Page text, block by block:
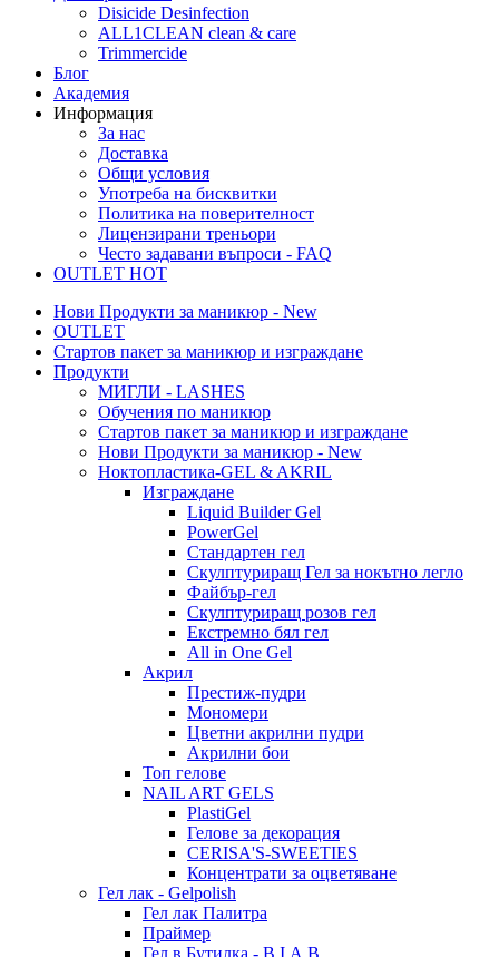
Disicide Desinfection
ALL1CLEAN clean & care
Trimmercide
Блог
Академия
Информация
За нас
Доставка
Общи условия
Употреба на бисквитки
Политика на поверителност
Лицензирани треньори
Често задавани въпроси - FAQ
OUTLET HOT
Нови Продукти за маникюр - New
OUTLET
Стартов пакет за маникюр и изграждане
Продукти
МИГЛИ - LASHES
Обучения по маникюр
Стартов пакет за маникюр и изграждане
Нови Продукти за маникюр - New
Ноктопластика-GEL & AKRIL
Изграждане
Liquid Builder Gel
PowerGel
Стандартен гел
Скулптуриращ Гел за нокътно легло
Файбър-гел
Скулптуриращ розов гел
Екстремно бял гел
All in One Gel
Акрил
Престиж-пудри
Мономери
Цветни акрилни пудри
Акрилни бои
Топ гелове
NAIL ART GELS
PlastiGel
Гелове за декорация
CERISA'S-SWEETIES
Концентрати за оцветяване
Гел лак - Gelpolish
Гел лак Палитра
Праймер
Гел в Бутилка - B.I.A.B